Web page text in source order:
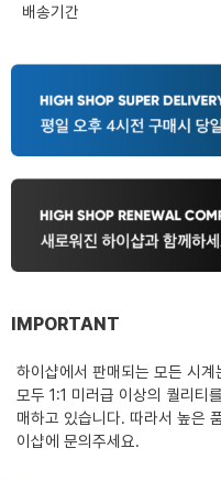
배송기간
IMPORTANT
하이샵에서 판매되는 모든 시
모두 1:1 미러급 이상의 퀄리티
매하고 있습니다. 따라서 높은
이샵에 문의주세요.